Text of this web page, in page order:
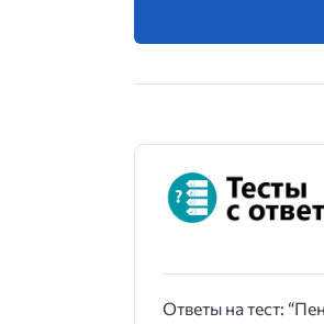
Ответы на тест: